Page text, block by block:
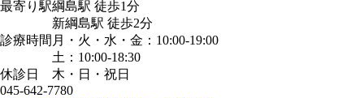
最寄り駅綱島駅 徒歩1分
新綱島駅 徒歩2分
診療時間 月・火・水・金：10:00-19:00
土：10:00-18:30
休診日
木・日・祝日
045-642-7780